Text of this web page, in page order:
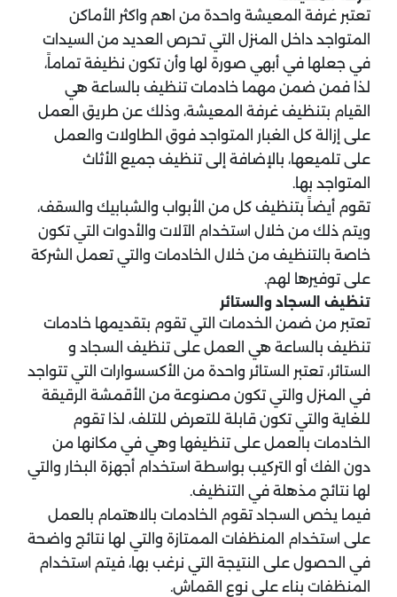
تعتبر غرفة المعيشة واحدة من اهم واكثر الأماكن
المتواجد داخل المنزل التي تحرص العديد من السيدات
في جعلها في أبهي صورة لها وأن تكون نظيفة تماماً،
لذا فمن ضمن مهما خادمات تنظيف بالساعة هي
القيام بتنظيف غرفة المعيشة، وذلك عن طريق العمل
على إزالة كل الغبار المتواجد فوق الطاولات والعمل
على تلميعها، بالإضافة إلى تنظيف جميع الأثاث
المتواجد بها.
تقوم أيضاً بتنظيف كل من الأبواب والشبابيك والسقف،
ويتم ذلك من خلال استخدام الآلات والأدوات التي تكون
خاصة بالتنظيف من خلال الخادمات والتي تعمل الشركة
على توفيرها لهم.
تنظيف السجاد والستائر
تعتبر من ضمن الخدمات التي تقوم بتقديمها خادمات
تنظيف بالساعة هي العمل على تنظيف السجاد و
الستائر، تعتبر الستائر واحدة من الأكسسوارات التي تتواجد
في المنزل والتي تكون مصنوعة من الأقمشة الرقيقة
للغاية والتي تكون قابلة للتعرض للتلف، لذا تقوم
الخادمات بالعمل على تنظيفها وهي في مكانها من
دون الفك أو التركيب بواسطة استخدام أجهزة البخار والتي
لها نتائج مذهلة في التنظيف.
فيما يخص السجاد تقوم الخادمات بالاهتمام بالعمل
على استخدام المنظفات الممتازة والتي لها نتائج واضحة
في الحصول على النتيجة التي نرغب بها، فيتم استخدام
المنظفات بناء على نوع القماش.